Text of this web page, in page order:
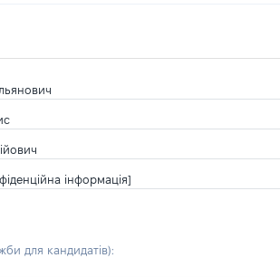
інформація]
для кандидатів):